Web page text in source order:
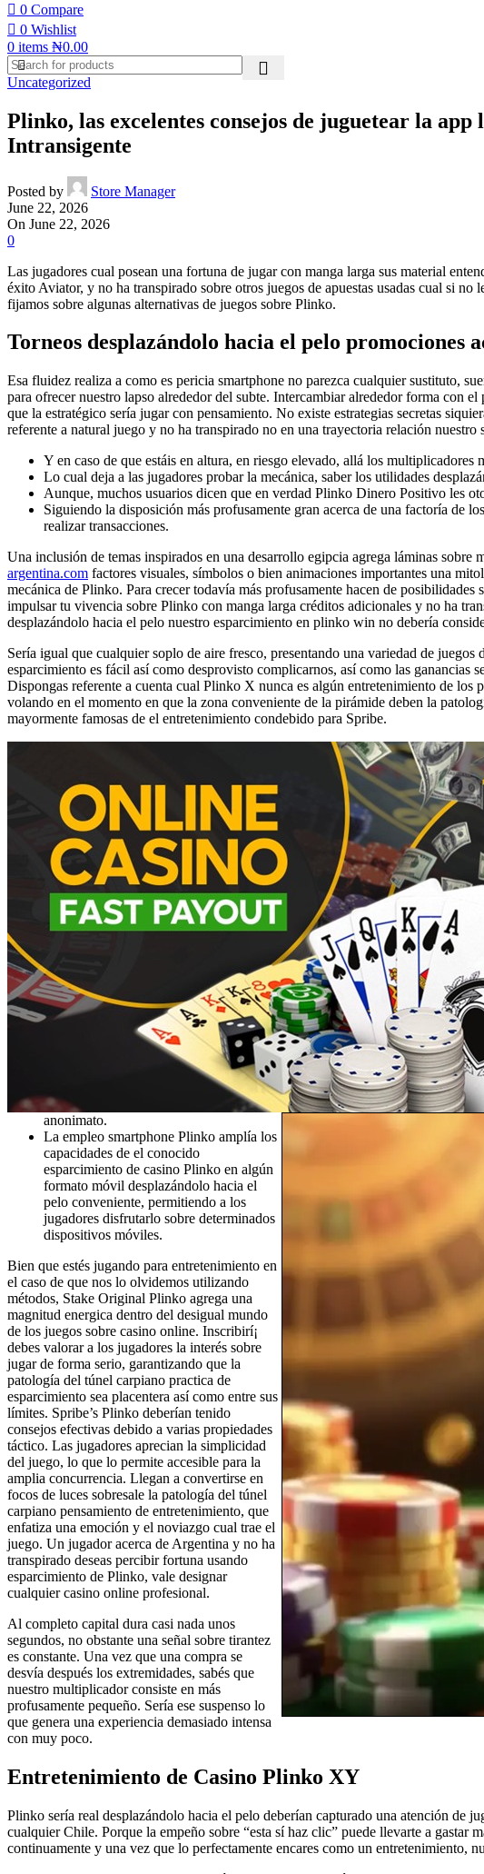
0 Compare
0 Wishlist
0 items ₦0.00
Uncategorized
Plinko, las excelentes consejos de juguetear la
Intransigente
Posted by
Store Manager
June 22, 2026
On June 22, 2026
0
Las jugadores cual posean una fortuna de jugar con manga larga sus material
éxito Aviator, y no ha transpirado sobre otros juegos de apuestas usadas cual si
fijamos sobre algunas alternativas de juegos sobre Plinko.
Torneos desplazándolo hacia el pelo promociones
Esa fluidez realiza a como es pericia smartphone no parezca cualquier sustituto,
para ofrecer nuestro lapso alrededor del subte. Intercambiar alrededor forma con
que la estratégico serí­a jugar con pensamiento. No existe estrategias secretas
referente a natural juego y no ha transpirado no en una trayectoria relación nuestro
Y en caso de que estáis en altura, en riesgo elevado, allá los
Lo cual deja a las jugadores probar la mecánica, saber los utilidades
Aunque, muchos usuarios dicen que en verdad Plinko Dinero Positivo les
Siguiendo la disposición más profusamente gran acerca de una factoría de
realizar transacciones.
Una inclusión de temas inspirados en una desarrollo egipcia agrega láminas
argentina.com factores visuales, símbolos o bien animaciones importantes una
mecánica de Plinko. Para crecer todavía más profusamente hacen de
impulsar tu vivencia sobre Plinko con manga larga créditos adicionales y no ha
desplazándolo hacia el pelo nuestro esparcimiento en plinko win no debería
Serí­a igual que cualquier soplo de aire fresco, presentando una variedad de
esparcimiento es fácil así­ como desprovisto complicarnos, así­ como las ganancias
Dispongas referente a cuenta cual Plinko X nunca es algún entretenimiento de los
volando en el momento en que la zona conveniente de la pirámide deben la
mayormente famosas de el entretenimiento condebido para Spribe.
anonimato.
La empleo smartphone Plinko amplía los
capacidades de el conocido
esparcimiento de casino Plinko en algún
formato móvil desplazándolo hacia el
pelo conveniente, permitiendo a los
jugadores disfrutarlo sobre determinados
dispositivos móviles.
Bien que estés jugando para entretenimiento en
el caso de que nos lo olvidemos utilizando
métodos, Stake Original Plinko agrega una
magnitud energica dentro del desigual mundo
de los juegos sobre casino online. Inscribirí¡
debes valorar a los jugadores la interés sobre
jugar de forma serio, garantizando que la
patologí­a del túnel carpiano practica de
esparcimiento sea placentera así­ como entre sus
límites. Spribe’s Plinko deberían tenido
consejos efectivas debido a varias propiedades
táctico. Las jugadores aprecian la simplicidad
del juego, lo que lo permite accesible para la
amplia concurrencia. Llegan a convertirse en
focos de luces sobresale la patologí­a del túnel
carpiano pensamiento de entretenimiento, que
enfatiza una emoción y el noviazgo cual trae el
juego. Un jugador acerca de Argentina y no ha
transpirado deseas percibir fortuna usando
esparcimiento de Plinko, vale designar
cualquier casino online profesional.
Al completo capital dura casi nada unos
segundos, no obstante una señal sobre tirantez
es constante. Una vez que una compra se
desvía después los extremidades, sabés que
nuestro multiplicador consiste en más
profusamente pequeño. Serí­a ese suspenso lo
que genera una experiencia demasiado intensa
con muy poco.
Entretenimiento de Casino Plinko XY
Plinko serí­a real desplazándolo hacia el pelo deberían capturado una atención de
cualquier Chile. Porque la empeño sobre “esta sí haz clic” puede llevarte a gastar
continuamente y una vez que lo perfectamente encares como un entretenimiento,